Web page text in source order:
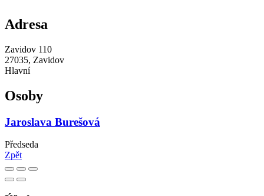
Adresa
Zavidov 110
27035, Zavidov
Hlavní
Osoby
Jaroslava Burešová
Předseda
Zpět